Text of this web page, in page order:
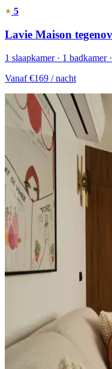
5
Lavie Maison
1 slaapkamer · 1 badkamer
Vanaf €169 / nacht